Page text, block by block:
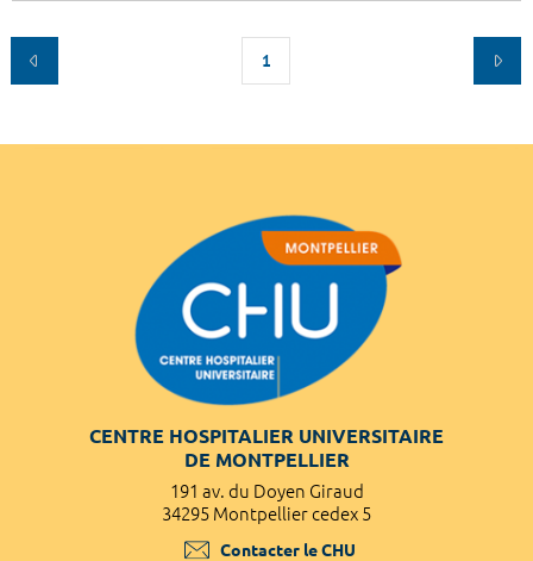
1
CENTRE HOSPITALIER UNIVERSITAIRE
DE MONTPELLIER
191 av. du Doyen Giraud
34295 Montpellier cedex 5
Contacter le CHU